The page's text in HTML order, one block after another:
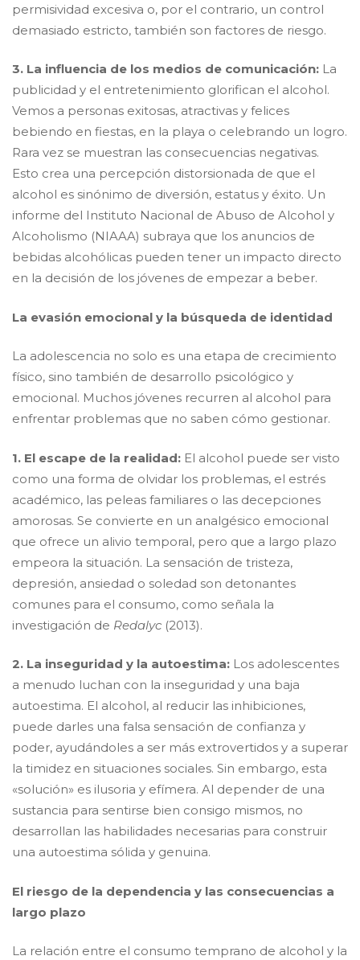
permisividad excesiva o, por el contrario, un control
demasiado estricto, también son factores de riesgo.
3. La influencia de los medios de comunicación: La
publicidad y el entretenimiento glorifican el alcohol.
Vemos a personas exitosas, atractivas y felices
bebiendo en fiestas, en la playa o celebrando un logro.
Rara vez se muestran las consecuencias negativas.
Esto crea una percepción distorsionada de que el
alcohol es sinónimo de diversión, estatus y éxito. Un
informe del Instituto Nacional de Abuso de Alcohol y
Alcoholismo (NIAAA) subraya que los anuncios de
bebidas alcohólicas pueden tener un impacto directo
en la decisión de los jóvenes de empezar a beber.
​La evasión emocional y la búsqueda de identidad
​La adolescencia no solo es una etapa de crecimiento
físico, sino también de desarrollo psicológico y
emocional. Muchos jóvenes recurren al alcohol para
enfrentar problemas que no saben cómo gestionar.
1. El escape de la realidad: El alcohol puede ser visto
como una forma de olvidar los problemas, el estrés
académico, las peleas familiares o las decepciones
amorosas. Se convierte en un analgésico emocional
que ofrece un alivio temporal, pero que a largo plazo
empeora la situación. La sensación de tristeza,
depresión, ansiedad o soledad son detonantes
comunes para el consumo, como señala la
investigación de Redalyc (2013).
2. La inseguridad y la autoestima: Los adolescentes
a menudo luchan con la inseguridad y una baja
autoestima. El alcohol, al reducir las inhibiciones,
puede darles una falsa sensación de confianza y
poder, ayudándoles a ser más extrovertidos y a superar
la timidez en situaciones sociales. Sin embargo, esta
«solución» es ilusoria y efímera. Al depender de una
sustancia para sentirse bien consigo mismos, no
desarrollan las habilidades necesarias para construir
una autoestima sólida y genuina.
​El riesgo de la dependencia y las consecuencias a
largo plazo
​La relación entre el consumo temprano de alcohol y la